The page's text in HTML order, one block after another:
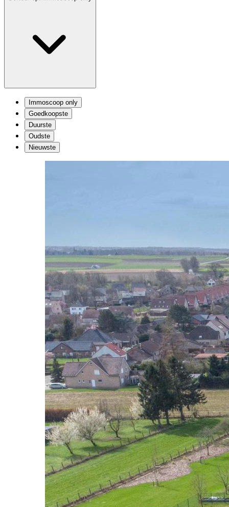
Immoscoop only
Goedkoopste
Duurste
Oudste
Nieuwste